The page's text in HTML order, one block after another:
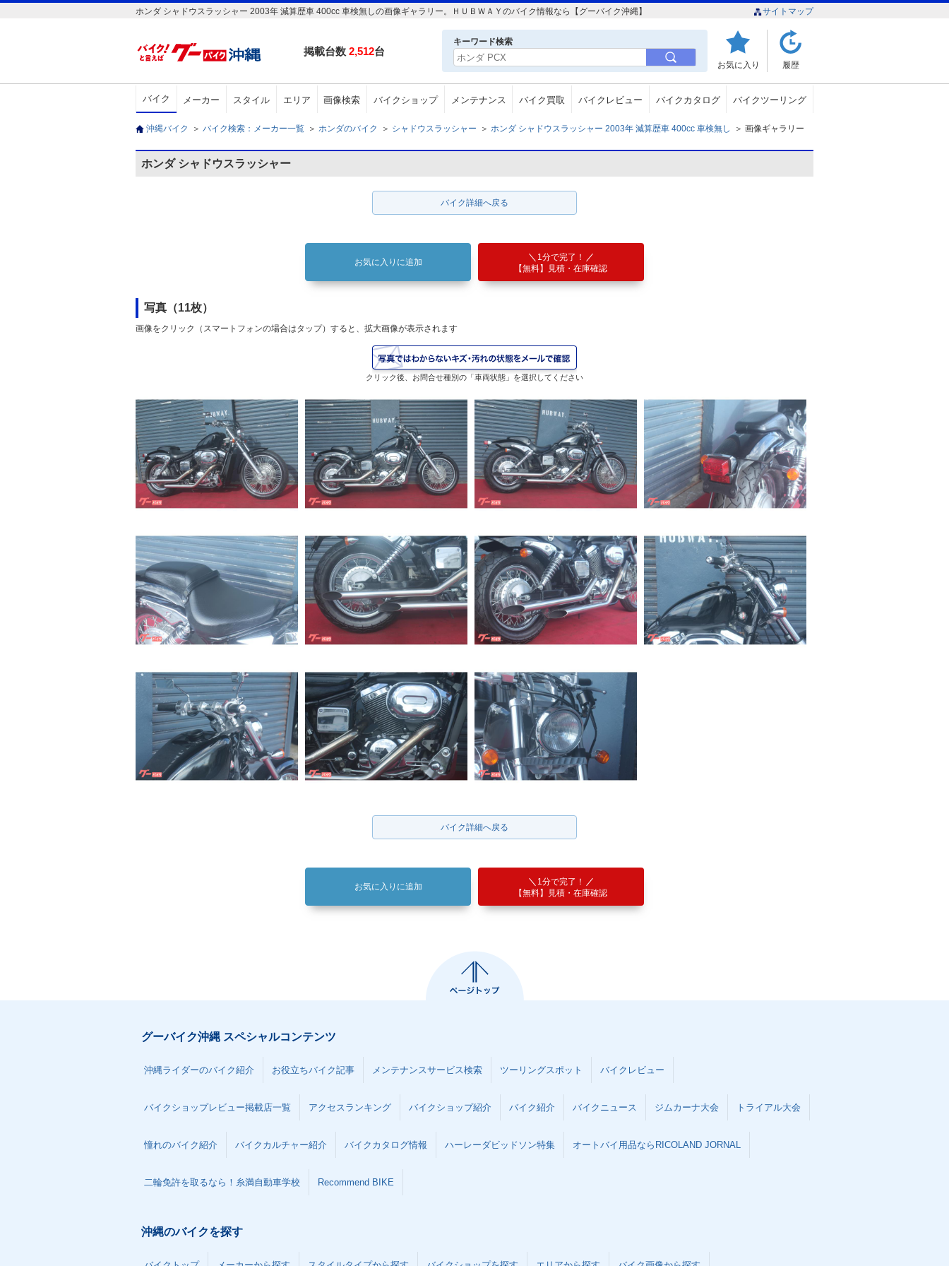
ホンダ シャドウスラッシャー 2003年 減算歴車 400cc 車検無しの画像ギャラリー。ＨＵＢＷＡＹのバイク情報なら【グーバイク沖縄】 サイトマップ
掲載台数 2,512台
キーワード検索
お気に入り 履歴
バイク メーカー スタイル エリア 画像検索 バイクショップ メンテナンス バイク買取 バイクレビュー バイクカタログ バイクツーリング
沖縄バイク ＞ バイク検索：メーカー一覧 ＞ ホンダのバイク ＞ シャドウスラッシャー ＞ ホンダ シャドウスラッシャー 2003年 減算歴車 400cc 車検無し ＞ 画像ギャラリー
ホンダ シャドウスラッシャー
バイク詳細へ戻る
お気に入りに追加
1分で完了！
【無料】見積・在庫確認
写真（11枚）
画像をクリック（スマートフォンの場合はタップ）すると、拡大画像が表示されます
クリック後、お問合せ種別の「車両状態」を選択してください
バイク詳細へ戻る
お気に入りに追加
1分で完了！
【無料】見積・在庫確認
グーバイク沖縄 スペシャルコンテンツ
沖縄ライダーのバイク紹介 お役立ちバイク記事 メンテナンスサービス検索 ツーリングスポット バイクレビュー
バイクショップレビュー掲載店一覧 アクセスランキング バイクショップ紹介 バイク紹介 バイクニュース ジムカーナ大会 トライアル大会
憧れのバイク紹介 バイクカルチャー紹介 バイクカタログ情報 ハーレーダビッドソン特集 オートバイ用品ならRICOLAND JORNAL
二輪免許を取るなら！糸満自動車学校 Recommend BIKE
沖縄のバイクを探す